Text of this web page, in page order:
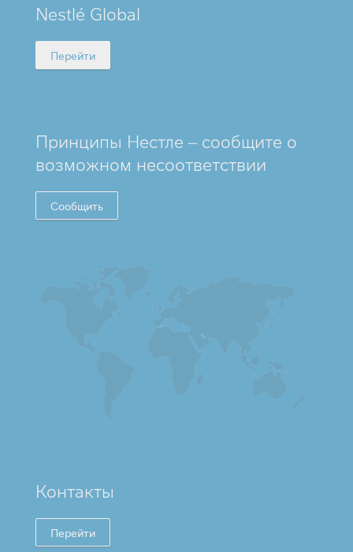
FOOTER
Nestlé Global
Перейти
Принципы Нестле – сообщите о
возможном несоответствии
Сообщить
Контакты
Перейти